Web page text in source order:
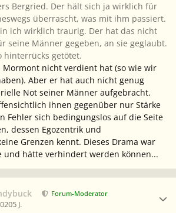
Bergried. Der hält sich ja wirklich für
überrascht, was mit ihm passiert.
ich wirklich traurig. Der hat das nicht
seine Männer gegeben, an sie geglaubt.
hinterrücks getötet.
Mormont nicht verdient hat (so wie wir
Aber er hat auch nicht genug
Not seiner Männer aufgebracht.
ihnen gegenüber nur Stärke
Fehler sich bedingungslos auf die Seite
dessen Egozentrik und
Grenzen kennt. Dieses Drama war
und hätte verhindert werden können...
Forum-Moderator
5 J.